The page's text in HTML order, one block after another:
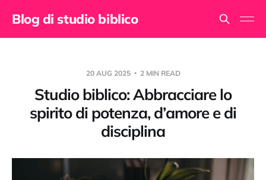
Blog di studio biblico
20 AUG 2025 2 MIN READ
Studio biblico: Abbracciare lo
spirito di potenza, d’amore e di
disciplina